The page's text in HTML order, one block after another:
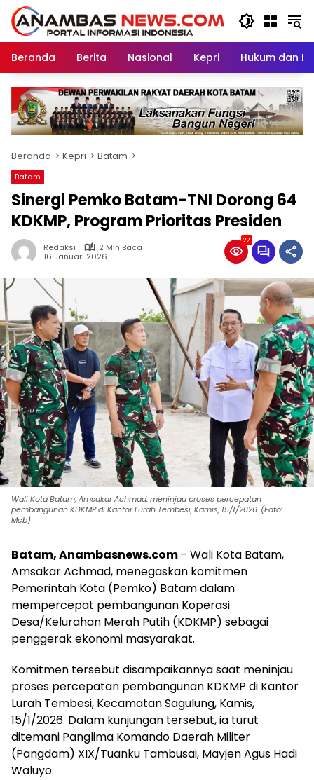
Langsung
konten
Beranda
Berita Nasional Kepri Hukum dan
Beranda Kepri Batam
Batam
Sinergi Pemko Batam-TNI Dorong 64
KDKMP, Program Prioritas Presiden
Redaksi
2 Min Baca
16 Januari 2026
22
Wali Kota Batam, Amsakar Achmad, meninjau proses percepatan
pembangunan KDKMP di Kantor Lurah Tembesi, Kamis, 15/1/2026. (Foto:
Mcb)
Batam, Anambasnews.com– Wali Kota Batam,
Amsakar Achmad, menegaskan komitmen
Pemerintah Kota (Pemko) Batam dalam
mempercepat pembangunan Koperasi
Desa/Kelurahan Merah Putih (KDKMP) sebagai
penggerak ekonomi masyarakat.
Komitmen tersebut disampaikannya saat meninjau
proses percepatan pembangunan KDKMP di Kantor
Lurah Tembesi, Kecamatan Sagulung, Kamis,
15/1/2026. Dalam kunjungan tersebut, ia turut
ditemani Panglima Komando Daerah Militer
(Pangdam) XIX/Tuanku Tambusai, Mayjen Agus Hadi
Waluyo.